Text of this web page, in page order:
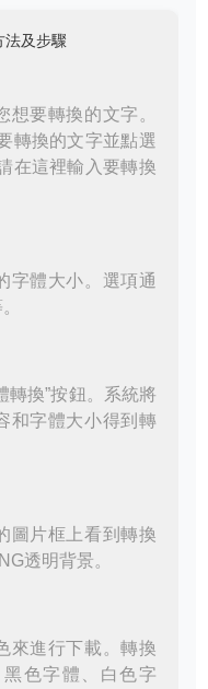
法及步驟
要轉換的文字。
轉換的文字並點選
在這裡輸入要轉換
字體大小。選項通
轉換”按鈕。系統將
和字體大小得到轉
圖片框上看到轉換
透明背景。
來進行下載。轉換
色字體、白色字